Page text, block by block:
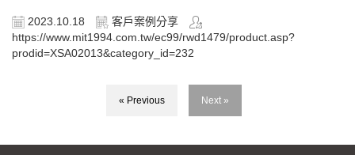
2023.10.18
客戶案例分享
https://www.mit1994.com.tw/ec99/rwd1479/product.asp?
prodid=XSA02013&category_id=232
« Previous Next »